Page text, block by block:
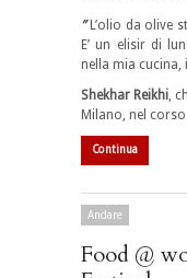
”L’olio da olive
E’ un elisir di
nella mia
Shekhar Reikhi ,
Milano, nel corso
Continua
Andare
Food @